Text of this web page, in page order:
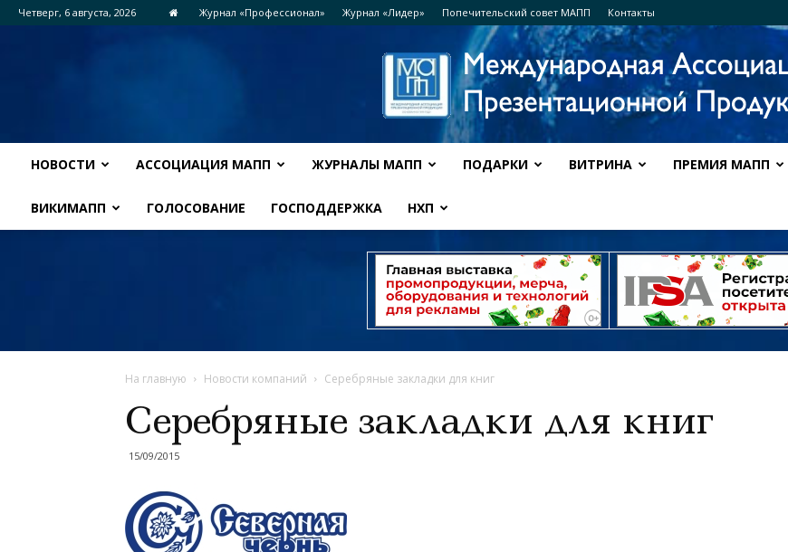
Четверг, 6 августа, 2026 Журнал «Профессионал» Журнал «Лидер» Попечительский совет МАПП Контакты
НОВОСТИ АССОЦИАЦИЯ МАПП ЖУРНАЛЫ МАПП ПОДАРКИ ВИТРИНА ПРЕМИЯ МАПП
ВИКИМАПП ГОЛОСОВАНИЕ ГОСПОДДЕРЖКА НХП
На главную Новости компаний Серебряные закладки для книг
Серебряные закладки для книг
15/09/2015